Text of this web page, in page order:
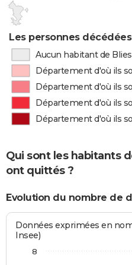
Les personnes
Aucun habitant de
Département d'où ils
Département d'où ils
Département d'où ils
Département d'où ils
Qui sont les habitants
ont quittés ?
Evolution du nombre de
Données exprimées en
Insee)
8